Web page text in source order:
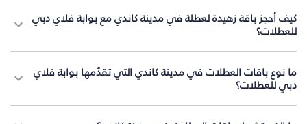
كيف أحجز باقة زهيدة لعطلة في مدينة كاندي مع بوابة فلاي دبي
للعطلات؟
ما نوع باقات العطلات في مدينة كاندي التي تقدّمها بوابة فلاي
دبي للعطلات؟